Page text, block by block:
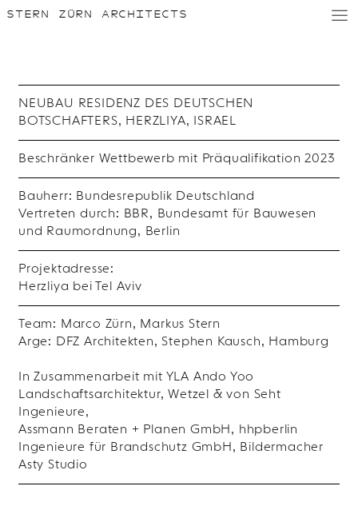
STERN ZÜRN ARCHITECTS
D / E
NEUBAU RESIDENZ DES DEUTSCHEN
BOTSCHAFTERS, HERZLIYA, ISRAEL
Beschränker Wettbewerb mit Präqualifikation 2023
Bauherr: Bundesrepublik Deutschland
Vertreten durch: BBR, Bundesamt für Bauwesen
und Raumordnung, Berlin
Projektadresse:
Herzliya bei Tel Aviv
Team: Marco Zürn, Markus Stern
Arge: DFZ Architekten, Stephen Kausch, Hamburg
In Zusammenarbeit mit YLA Ando Yoo
Landschaftsarchitektur, Wetzel & von Seht
Ingenieure,
Assmann Beraten + Planen GmbH, hhpberlin
Ingenieure für Brandschutz GmbH, Bildermacher
Asty Studio